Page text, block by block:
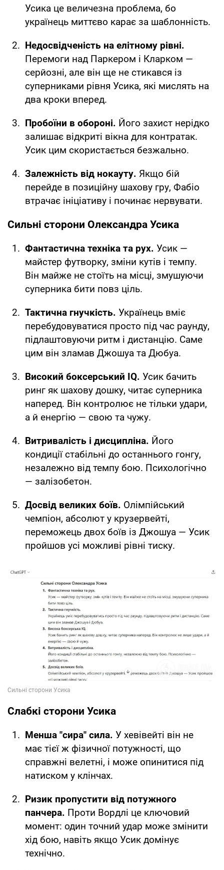
Усика це величезна проблема, бо
українець миттєво карає за шаблонність.
Недосвідченість на елітному рівні.
Перемоги над Паркером і Кларком —
серйозні, але він ще не стикався із
суперниками рівня Усика, які мислять на
два кроки вперед.
Пробоїни в обороні. Його захист нерідко
залишає відкриті вікна для контратак.
Усик цим скористається безжально.
Залежність від нокауту. Якщо бій
перейде в позиційну шахову гру, Фабіо
втрачає ініціативу і починає нервувати.
Сильні сторони Олександра Усика
Фантастична техніка та рух. Усик —
майстер футворку, зміни кутів і темпу.
Він майже не стоїть на місці, змушуючи
суперника бити повз ціль.
Тактична гнучкість. Українець вміє
перебудовуватися просто під час раунду,
підлаштовуючи ритм і дистанцію. Саме
цим він зламав Джошуа та Дюбуа.
Високий боксерський IQ. Усик бачить
ринг як шахову дошку, читає суперника
наперед. Він контролює не тільки удари,
а й енергію — свою та чужу.
Витривалість і дисципліна. Його
кондиції стабільні до останнього гонгу,
незалежно від темпу бою. Психологічно
— залізобетон.
Досвід великих боїв. Олімпійський
чемпіон, абсолют у крузервейті,
переможець двох боїв із Джошуа — Усик
пройшов усі можливі рівні тиску.
Слабкі сторони Усика
Менша "сира" сила. У хевівейті він не
має тієї ж фізичної потужності, що
справжні велетні, і може опинитися під
натиском у клінчах.
Ризик пропустити від потужного
панчера. Проти Вордлі це ключовий
момент: один точний удар може змінити
хід бою, навіть якщо Усик домінує
технічно.